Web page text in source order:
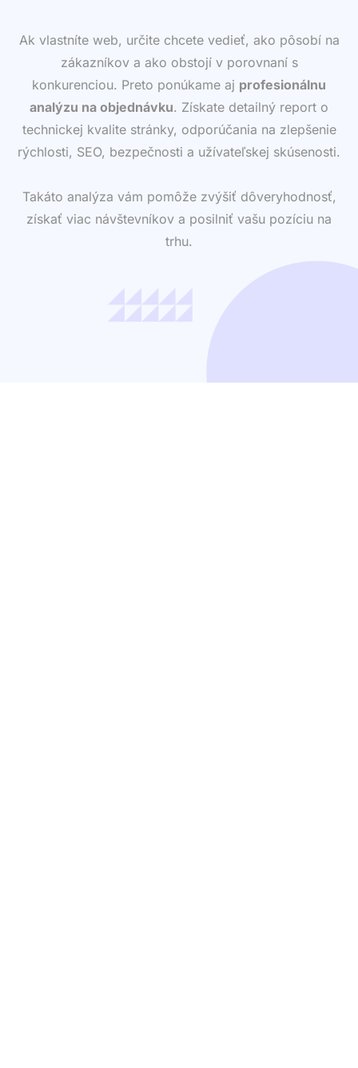
Ak vlastníte web, určite chcete vedieť, ako pôsobí na
zákazníkov a ako obstojí v porovnaní s
konkurenciou. Preto ponúkame aj profesionálnu
analýzu na objednávku. Získate detailný report o
technickej kvalite stránky, odporúčania na zlepšenie
rýchlosti, SEO, bezpečnosti a užívateľskej skúsenosti.
Takáto analýza vám pomôže zvýšiť dôveryhodnosť,
získať viac návštevníkov a posilniť vašu pozíciu na
trhu.